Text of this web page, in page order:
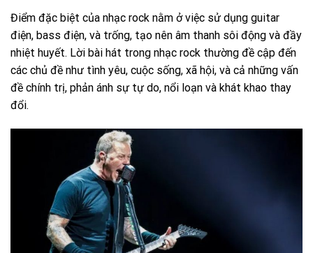
Điểm đặc biệt của nhạc rock nằm ở việc sử dụng guitar
điện, bass điện, và trống, tạo nên âm thanh sôi động và đầy
nhiệt huyết. Lời bài hát trong nhạc rock thường đề cập đến
các chủ đề như tình yêu, cuộc sống, xã hội, và cả những vấn
đề chính trị, phản ánh sự tự do, nổi loạn và khát khao thay
đổi.